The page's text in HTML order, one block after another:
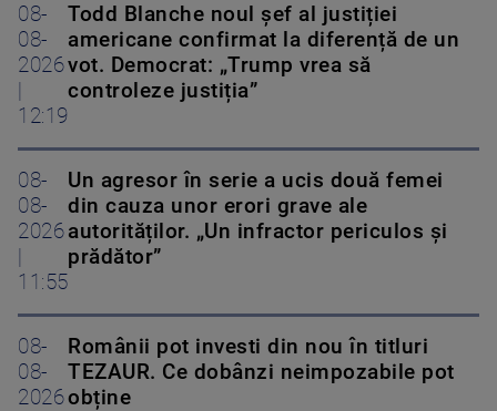
08-
08-
2026
12:19
Todd Blanche noul șef al justiției
americane confirmat la diferență de un
vot. Democrat: „Trump vrea să
controleze justiția”
08-
08-
2026
11:55
Un agresor în serie a ucis două femei
din cauza unor erori grave ale
autorităților. „Un infractor periculos și
prădător”
08-
08-
2026
Românii pot investi din nou în titluri
TEZAUR. Ce dobânzi neimpozabile pot
obține